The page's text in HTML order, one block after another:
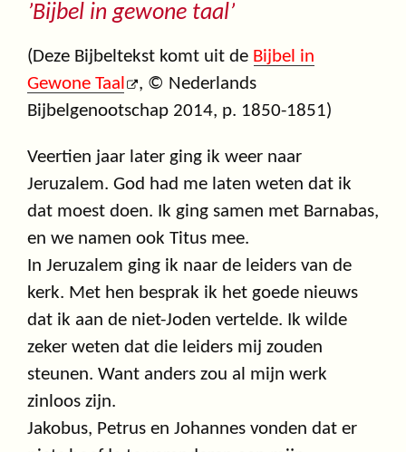
’Bijbel in gewone taal’
(Deze Bijbeltekst komt uit de Bijbel in
Gewone Taal
, © Nederlands
Bijbelgenootschap 2014, p. 1850-1851)
Veertien jaar later ging ik weer naar
Jeruzalem. God had me laten weten dat ik
dat moest doen. Ik ging samen met Barnabas,
en we namen ook Titus mee.
In Jeruzalem ging ik naar de leiders van de
kerk. Met hen besprak ik het goede nieuws
dat ik aan de niet-Joden vertelde. Ik wilde
zeker weten dat die leiders mij zouden
steunen. Want anders zou al mijn werk
zinloos zijn.
Jakobus, Petrus en Johannes vonden dat er